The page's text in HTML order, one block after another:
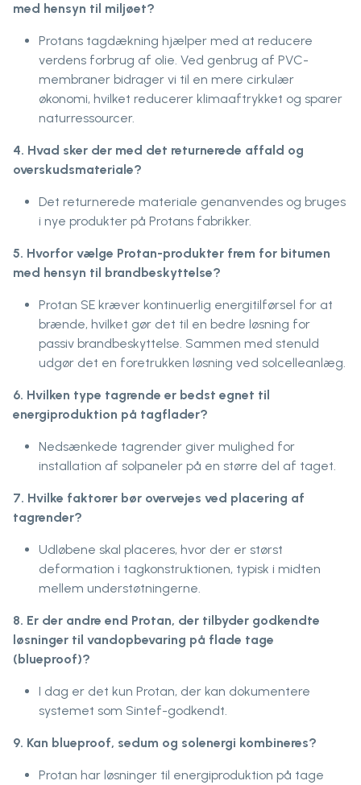
med hensyn til miljøet?
Protans tagdækning hjælper med at reducere
verdens forbrug af olie. Ved genbrug af PVC-
membraner bidrager vi til en mere cirkulær
økonomi, hvilket reducerer klimaaftrykket og sparer
naturressourcer.
4. Hvad sker der med det returnerede affald og
overskudsmateriale?
Det returnerede materiale genanvendes og bruges
i nye produkter på Protans fabrikker.
5. Hvorfor vælge Protan-produkter frem for bitumen
med hensyn til brandbeskyttelse?
Protan SE kræver kontinuerlig energitilførsel for at
brænde, hvilket gør det til en bedre løsning for
passiv brandbeskyttelse. Sammen med stenuld
udgør det en foretrukken løsning ved solcelleanlæg.
6. Hvilken type tagrende er bedst egnet til
energiproduktion på tagflader?
Nedsænkede tagrender giver mulighed for
installation af solpaneler på en større del af taget.
7. Hvilke faktorer bør overvejes ved placering af
tagrender?
Udløbene skal placeres, hvor der er størst
deformation i tagkonstruktionen, typisk i midten
mellem understøtningerne.
8. Er der andre end Protan, der tilbyder godkendte
løsninger til vandopbevaring på flade tage
(blueproof)?
I dag er det kun Protan, der kan dokumentere
systemet som Sintef-godkendt.
9. Kan blueproof, sedum og solenergi kombineres?
Protan har løsninger til energiproduktion på tage